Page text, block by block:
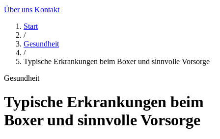
Über uns Kontakt
Start
/
Gesundheit
/
Typische Erkrankungen beim Boxer und sinnvolle Vorsorge
Gesundheit
Typische Erkrankungen beim
Boxer und sinnvolle Vorsorge